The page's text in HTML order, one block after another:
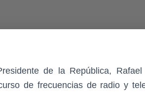
de la República,
de frecuencias de radio y